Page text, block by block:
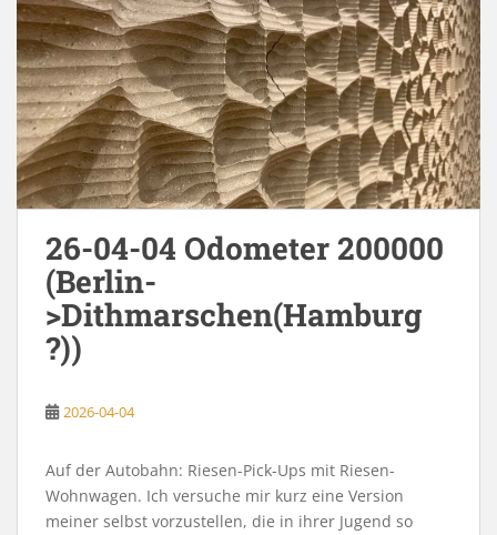
26-04-04 Odometer 200000
(Berlin-
>Dithmarschen(Hamburg
?))
2026-04-04
Auf der Autobahn: Riesen-Pick-Ups mit Riesen-
Wohnwagen. Ich versuche mir kurz eine Version
meiner selbst vorzustellen, die in ihrer Jugend so